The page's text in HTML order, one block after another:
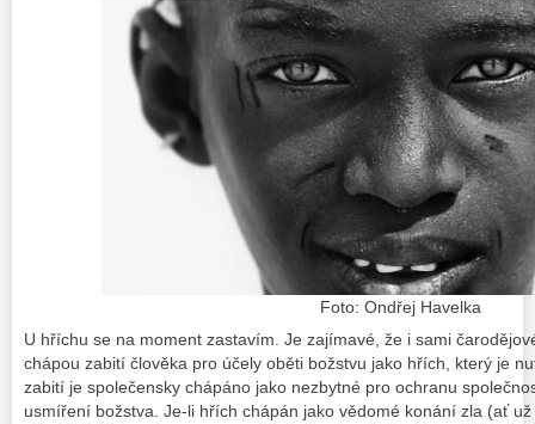
Foto: Ondřej Havelka
U hříchu se na moment zastavím. Je zajímavé, že i sami
chápou zabití člověka pro účely oběti božstvu jako hřích, který je
zabití je společensky chápáno jako nezbytné pro ochranu
usmíření božstva. Je-li hřích chápán jako vědomé konání zla (ať